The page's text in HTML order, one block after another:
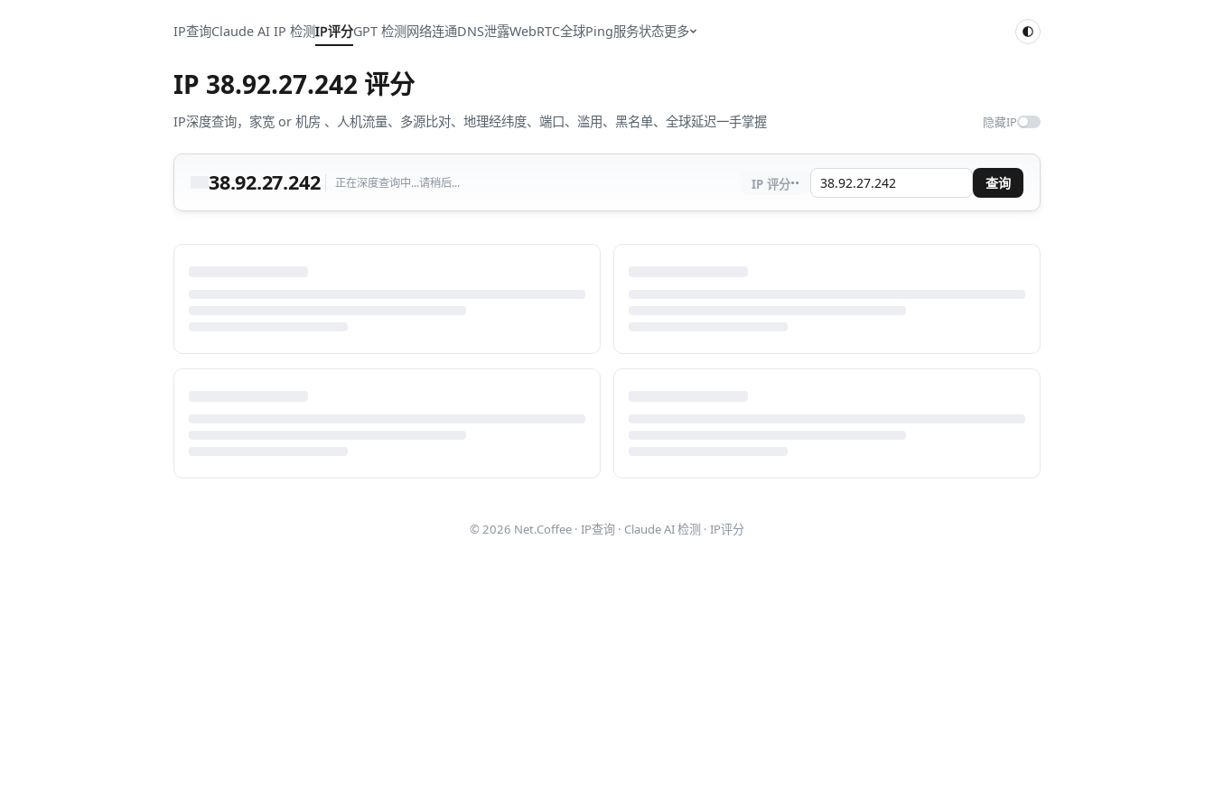
IP查询Claude AI IP 检测IP评分GPT 检测网络连通DNS泄露WebRTC全球Ping服务状态更多
IP 38.92.27.242 评分
IP深度查询，家宽 or 机房 、人机流量、多源比对、地理经纬度、端口、滥用、黑名单、全球延迟一手掌握 隐藏IP
38.92.27.242 正在深度查询中...请稍后... IP 评分·· 查询
© 2026 Net.Coffee · IP查询 · Claude AI 检测 · IP评分